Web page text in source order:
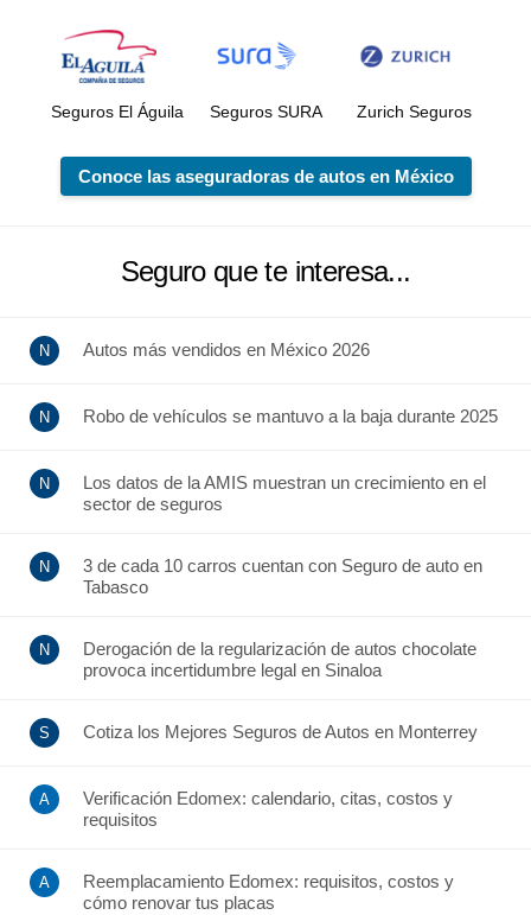
Seguros El Águila Seguros SURA Zurich Seguros
Conoce las aseguradoras de autos en México
Seguro que te interesa...
Autos más vendidos en México 2026
Robo de vehículos se mantuvo a la baja durante 2025
Los datos de la AMIS muestran un crecimiento en el
sector de seguros
3 de cada 10 carros cuentan con Seguro de auto en
Tabasco
Derogación de la regularización de autos chocolate
provoca incertidumbre legal en Sinaloa
Cotiza los Mejores Seguros de Autos en Monterrey
Verificación Edomex: calendario, citas, costos y
requisitos
Reemplacamiento Edomex: requisitos, costos y
cómo renovar tus placas